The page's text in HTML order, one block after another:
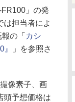
」の発
は担当者によ
の「 カシ
」を参照さ
像素子、画
頭予想価格は